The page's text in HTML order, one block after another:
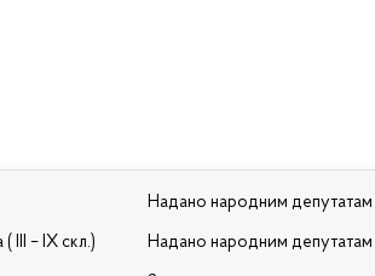
( III – IX скл.)
Надано народним депутатам
Надано народним депутатам